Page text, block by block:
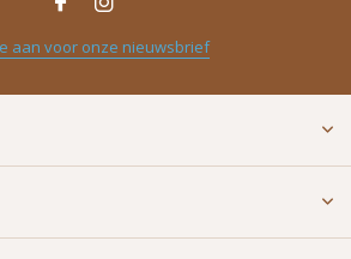
aan voor onze nieuwsbrief